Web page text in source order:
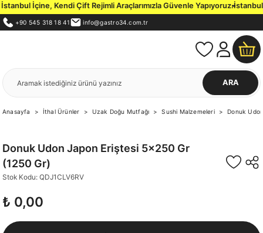
İçine, Kendi Çift Rejimli Araçlarımızla Güvenle Yapıyoruz.İstanbul
+90 545 318 18 41 info@gastro34.com.tr
ARA
Anasayfa İthal Ürünler Uzak Doğu Mutfağı Sushi Malzemeleri Donuk
Donuk Udon Japon Eriştesi 5x250 Gr
(1250 Gr)
Stok Kodu: QDJ1CLV6RV
₺ 0,00